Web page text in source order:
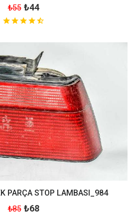
₺55 ₺44
PARÇA STOP LAMBASI_984
₺85 ₺68